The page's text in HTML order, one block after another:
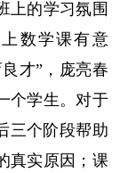
上的学习氛围
数学课有意
才”，庞亮春
个学生。对于
三个阶段帮助
真实原因；课